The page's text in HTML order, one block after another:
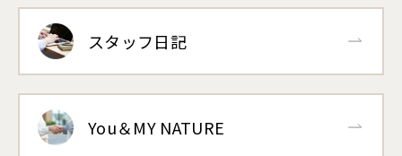
スタッフ日記
You＆MY NATURE